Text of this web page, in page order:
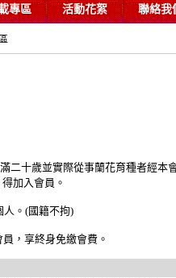
專區 活動花絮 聯絡我
二十歲並實際從事蘭花育種者經本
加入會員。
。 (國籍不拘)
，享終身免繳會費。